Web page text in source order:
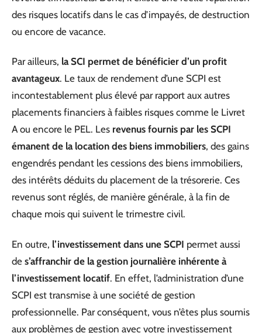
des risques locatifs dans le cas d’impayés, de destruction
ou encore de vacance.
Par ailleurs, la SCI permet de bénéficier d’un profit
avantageux. Le taux de rendement d’une SCPI est
incontestablement plus élevé par rapport aux autres
placements financiers à faibles risques comme le Livret
A ou encore le PEL. Les revenus fournis par les SCPI
émanent de la location des biens immobiliers, des gains
engendrés pendant les cessions des biens immobiliers,
des intérêts déduits du placement de la trésorerie. Ces
revenus sont réglés, de manière générale, à la fin de
chaque mois qui suivent le trimestre civil.
En outre, l’investissement dans une SCPI permet aussi
de s’affranchir de la gestion journalière inhérente à
l’investissement locatif. En effet, l’administration d’une
SCPI est transmise à une société de gestion
professionnelle. Par conséquent, vous n’êtes plus soumis
aux problèmes de gestion avec votre investissement